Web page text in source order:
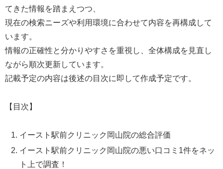
てきた情報を踏まえつつ、
現在の検索ニーズや利用環境に合わせて内容を再構成して
います。
情報の正確性と分かりやすさを重視し、全体構成を見直し
ながら順次更新しています。
記載予定の内容は後述の目次に即して作成予定です。
【目次】
イースト駅前クリニック岡山院の総合評価
イースト駅前クリニック岡山院の悪い口コミ1件をネッ
ト上で調査！